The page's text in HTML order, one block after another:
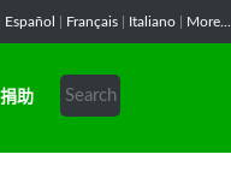
Español Français Italiano More...
助